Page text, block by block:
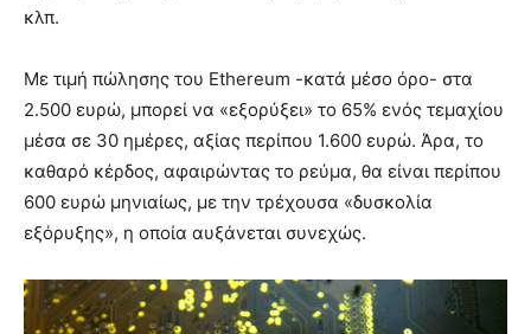
κλπ.
Με τιμή πώλησης του Ethereum -κατά μέσο όρο- στα
2.500 ευρώ, μπορεί να «εξορύξει» το 65% ενός τεμαχίου
μέσα σε 30 ημέρες, αξίας περίπου 1.600 ευρώ. Άρα, το
καθαρό κέρδος, αφαιρώντας το ρεύμα, θα είναι περίπου
600 ευρώ μηνιαίως, με την τρέχουσα «δυσκολία
εξόρυξης», η οποία αυξάνεται συνεχώς.